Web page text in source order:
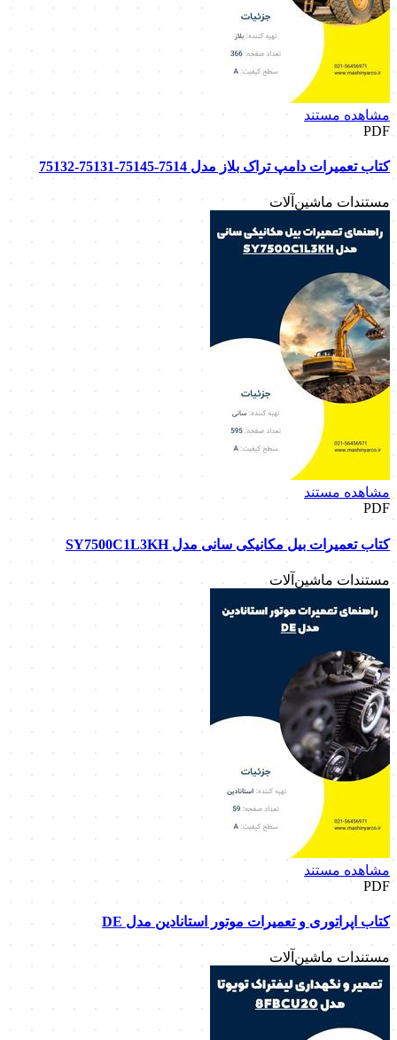
مشاهده مستند
PDF
کتاب تعمیرات دامپ تراک بلاز مدل 7514-75145-75131-75132
مستندات ماشین‌آلات
مشاهده مستند
PDF
کتاب تعمیرات بیل مکانیکی سانی مدل SY7500C1L3KH
مستندات ماشین‌آلات
مشاهده مستند
PDF
کتاب اپراتوری و تعمیرات موتور استانادین مدل DE
مستندات ماشین‌آلات